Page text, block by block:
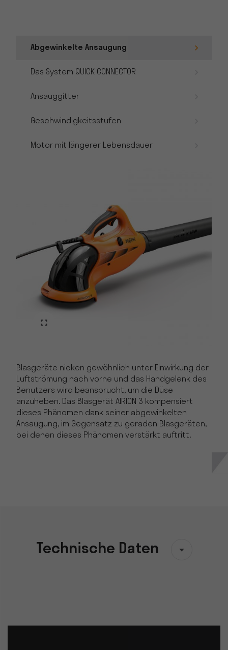
Abgewinkelte Ansaugung
Das System QUICK CONNECTOR
Ansauggitter
Geschwindigkeitsstufen
Motor mit längerer Lebensdauer
Blasgeräte nicken gewöhnlich unter Einwirkung der
Luftströmung nach vorne und das Handgelenk des
Benutzers wird beansprucht, um die Düse
anzuheben. Das Blasgerät AIRION 3 kompensiert
dieses Phänomen dank seiner abgewinkelten
Ansaugung, im Gegensatz zu geraden Blasgeräten,
bei denen dieses Phänomen verstärkt auftritt.
Technische Daten